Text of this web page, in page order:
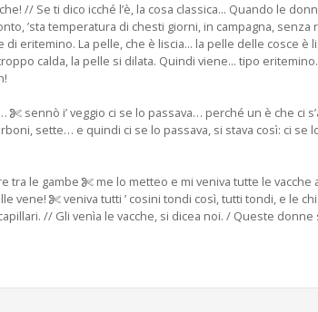
// Se ti dico icché l’è, la cosa classica... Quando le
’sta temperatura di chesti giorni, in campagna,
eritemino. La pelle, che è liscia... la pelle delle cosce è
calda, la pelle si dilata. Quindi viene... tipo
sennò i’ veggio ci se lo passava… perché un è che ci
sette… e quindi ci se lo passava, si stava così: ci se
tra le gambe
me lo metteo e mi veniva tutte le vacche
vene!
veniva tutti ’ cosini tondi così, tutti tondi, e le
// Gli venìa le vacche, si dicea noi. / Queste